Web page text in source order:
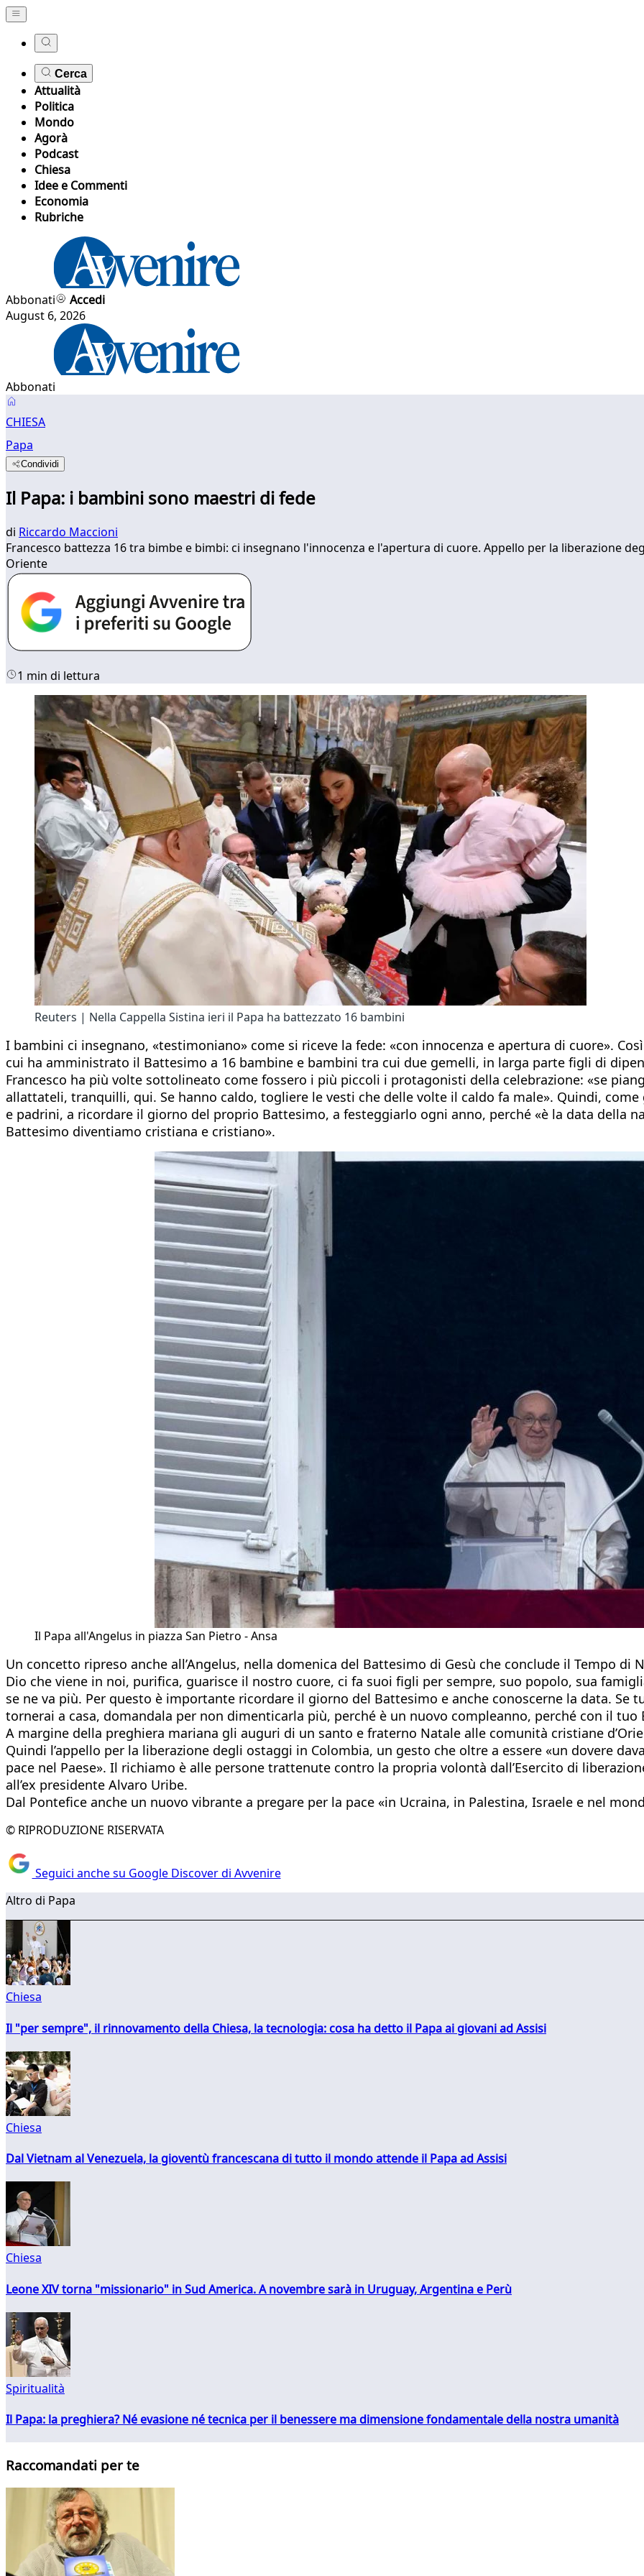
Cerca
Attualità
Politica
Mondo
Agorà
Podcast
Chiesa
Idee e Commenti
Economia
Rubriche
Abbonati
Accedi
August 6, 2026
Abbonati
CHIESA
Papa
Condividi
Il Papa: i bambini sono maestri di fede
di Riccardo Maccioni
Francesco battezza 16 tra bimbe e bimbi: ci insegnano l'innocenza e l'apertura di cuore. Appello per la liberazione
Oriente
1 min di lettura
Reuters | Nella Cappella Sistina ieri il Papa ha battezzato 16 bambini
I bambini ci insegnano, «testimoniano» come si riceve la fede: «con innocenza e apertura di cuore».
cui ha amministrato il Battesimo a 16 bambine e bambini tra cui due gemelli, in larga parte figli di
Francesco ha più volte sottolineato come fossero i più piccoli i protagonisti della celebrazione: «se
allattateli, tranquilli, qui. Se hanno caldo, togliere le vesti che delle volte il caldo fa male». Quindi,
e padrini, a ricordare il giorno del proprio Battesimo, a festeggiarlo ogni anno, perché «è la data della
Battesimo diventiamo cristiana e cristiano».
Il Papa all'Angelus in piazza San Pietro - Ansa
Un concetto ripreso anche all’Angelus, nella domenica del Battesimo di Gesù che conclude il Tempo
Dio che viene in noi, purifica, guarisce il nostro cuore, ci fa suoi figli per sempre, suo popolo, sua
se ne va più. Per questo è importante ricordare il giorno del Battesimo e anche conoscerne la data. Se
tornerai a casa, domandala per non dimenticarla più, perché è un nuovo compleanno, perché con il
A margine della preghiera mariana gli auguri di un santo e fraterno Natale alle comunità cristiane
Quindi l’appello per la liberazione degli ostaggi in Colombia, un gesto che oltre a essere «un dovere
pace nel Paese». Il richiamo è alle persone trattenute contro la propria volontà dall’Esercito di
all’ex presidente Alvaro Uribe.
Dal Pontefice anche un nuovo vibrante a pregare per la pace «in Ucraina, in Palestina, Israele e nel
© RIPRODUZIONE RISERVATA
Seguici anche su Google Discover di Avvenire
Altro di Papa
Chiesa
Il "per sempre", il rinnovamento della Chiesa, la tecnologia: cosa ha detto il Papa ai giovani ad Assisi
Chiesa
Dal Vietnam al Venezuela, la gioventù francescana di tutto il mondo attende il Papa ad Assisi
Chiesa
Leone XIV torna "missionario" in Sud America. A novembre sarà in Uruguay, Argentina e Perù
Spiritualità
Il Papa: la preghiera? Né evasione né tecnica per il benessere ma dimensione fondamentale della nostra umanità
Raccomandati per te